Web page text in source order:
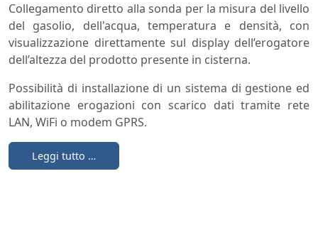
Collegamento diretto alla sonda per la misura del livello
del gasolio, dell'acqua, temperatura e densità, con
visualizzazione direttamente sul display dell’erogatore
dell’altezza del prodotto presente in cisterna.
Possibilità di installazione di un sistema di gestione ed
abilitazione erogazioni con scarico dati tramite rete
LAN, WiFi o modem GPRS.
Leggi tutto …